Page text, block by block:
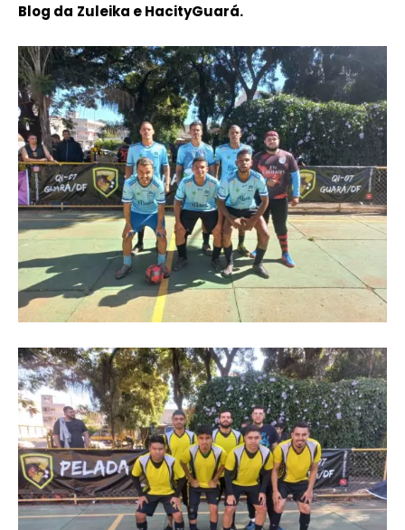
Blog da Zuleika e HacityGuará.